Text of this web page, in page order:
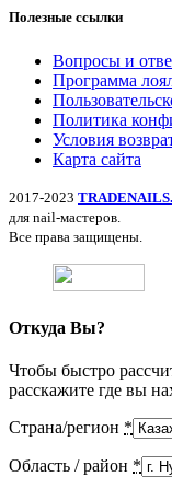
Полезные ссылки
Вопросы и
Программа
Политика
Условия
Карта сайта
2017-2023
для nail-мастеров.
Все права защищены.
Откуда Вы?
Чтобы быстро
расскажите где вы
Страна/регион *
Область / район *